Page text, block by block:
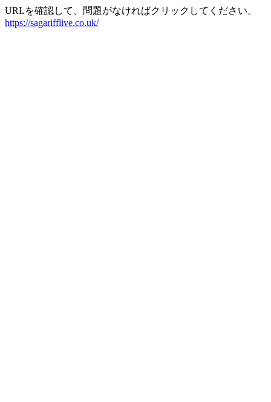
URLを確認して、問題がなければクリックしてください。
https://sagarifflive.co.uk/